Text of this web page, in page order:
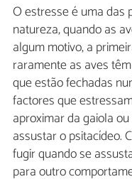
O estresse é uma das
natureza, quando as
algum motivo, a
raramente as aves
que estão fechadas
factores que
aproximar da gaiola
assustar o psitacídeo.
fugir quando se
para outro